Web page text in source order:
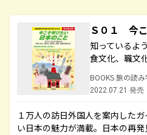
Ｓ０１ 今
知っているよ
食文化、職文
BOOKS 旅の読
2022.07.21 発売
１万人の訪日外国人を案内した
い日本の魅力が満載。日本の再発